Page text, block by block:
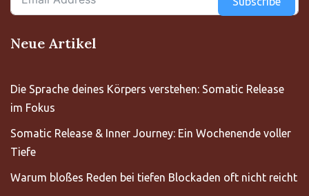
Neue Artikel
Die Sprache deines Körpers verstehen: Somatic Release
im Fokus
Somatic Release & Inner Journey: Ein Wochenende voller
Tiefe
Warum bloßes Reden bei tiefen Blockaden oft nicht reicht